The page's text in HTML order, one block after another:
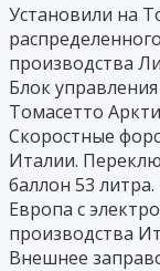
Установили на
производства
Блок
Томасетто
Скоростные
Италии.
баллон 53
Европа с
производства
Внешнее